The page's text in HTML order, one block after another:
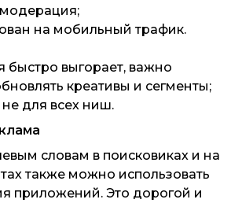
на мобильный трафик.
быстро выгорает, важно
креативы и сегменты;
для всех ниш.
словам в поисковиках и на
также можно использовать
приложений. Это дорогой и